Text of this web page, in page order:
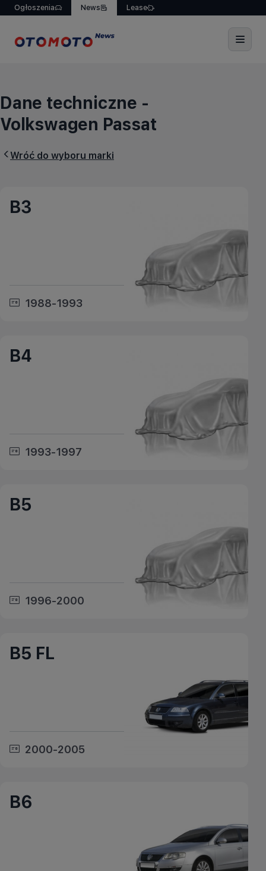
Ogłoszenia News Lease
Dane techniczne -
Dane techniczne -
Volkswagen Passat
Wróć do wyboru marki
B3
1988-1993
B4
1993-1997
B5
1996-2000
B5 FL
2000-2005
B6